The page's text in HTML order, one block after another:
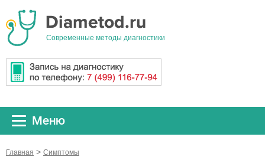
Cовременные методы диагностики
Меню
Главная Симптомы